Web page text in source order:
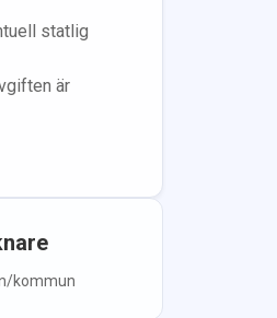
statlig
är
kommun